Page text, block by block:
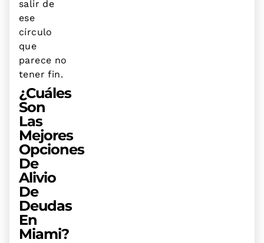
salir de
ese
círculo
que
parece no
tener fin.
¿Cuáles
Son
Las
Mejores
Opciones
De
Alivio
De
Deudas
En
Miami?